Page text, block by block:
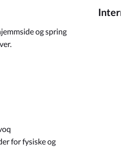
og spring
for fysiske og